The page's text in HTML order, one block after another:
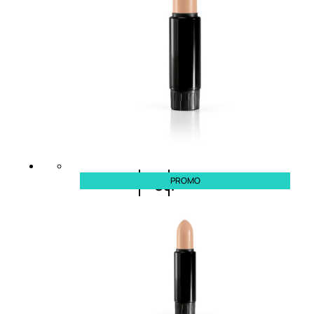
cristalli
Cera
Gel
capelli
Colorazione
PROMO